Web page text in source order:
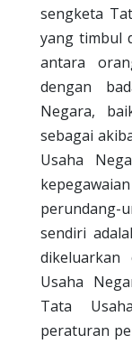
sengketa
yang timbul
antara
dengan
Negara,
sebagai
Usaha
sendiri
Usaha
Tata
peraturan